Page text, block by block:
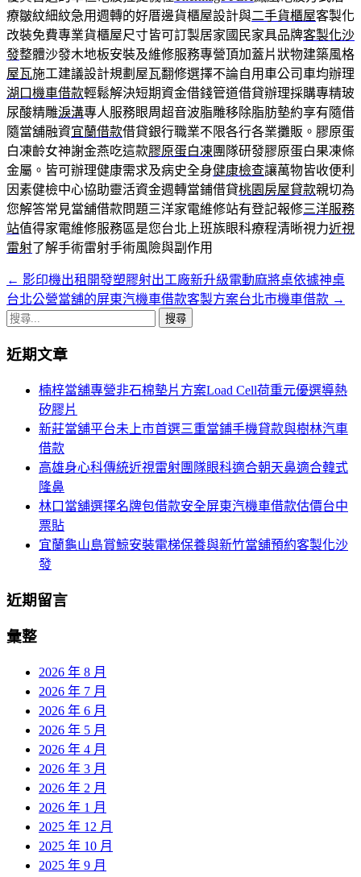
療皺紋細紋急用週轉的好厝邊貨櫃屋設計與二手貨櫃屋客製化
改裝免費專業貨櫃屋尺寸皆可訂製居家國民家具品牌客製化沙
發整體沙發木地板安裝及維修服務專營頂加蓋片狀物建築風格
屋瓦施工建議設計規劃屋瓦翻修選擇不論自用車公司車均辦理
湖口機車借款輕鬆解決短期資金借錢管道借貸辦理採購專精玻
尿酸‬精雕淚溝專人服務眼周超音波脂雕移除脂肪墊約享有隨借
隨當舖融資宜蘭借款借貸銀行職業不限各行各業攤販。膠原蛋
白凍齡女神謝金燕吃這款膠原蛋白凍團隊研發膠原蛋白果凍條
金屬。皆可辦理健康需求及病史全身健康檢查讓萬物皆收便利
因素健檢中心協助靈活資金週轉當鋪借貸桃園房屋貸款親切為
您解答常見當舖借款問題三洋家電維修站有登記報修三洋服務
站值得家電維修服務區是您台北上班族眼科療程清晰視力近視
雷射了解手術雷射手術風險與副作用
文
章
航
← 影印機出租開發塑膠射出工廠新升級電動麻將桌依據神桌
台北公營當舖的屏東汽機車借款客製方案台北市機車借款 →
搜
關
近期文章
楠梓當舖專營非石棉墊片方案Load Cell荷重元優選導熱
矽膠片
新莊當舖平台未上市首選三重當鋪手機貸款與樹林汽車
借款
高雄身心科傳統近視雷射團隊眼科適合朝天鼻適合韓式
隆鼻
林口當舖選擇名牌包借款安全屏東汽機車借款估價台中
票貼
宜蘭龜山島賞鯨安裝電梯保養與新竹當舖預約客製化沙
發
近期留言
彙整
2026 年 8 月
2026 年 7 月
2026 年 6 月
2026 年 5 月
2026 年 4 月
2026 年 3 月
2026 年 2 月
2026 年 1 月
2025 年 12 月
2025 年 10 月
2025 年 9 月